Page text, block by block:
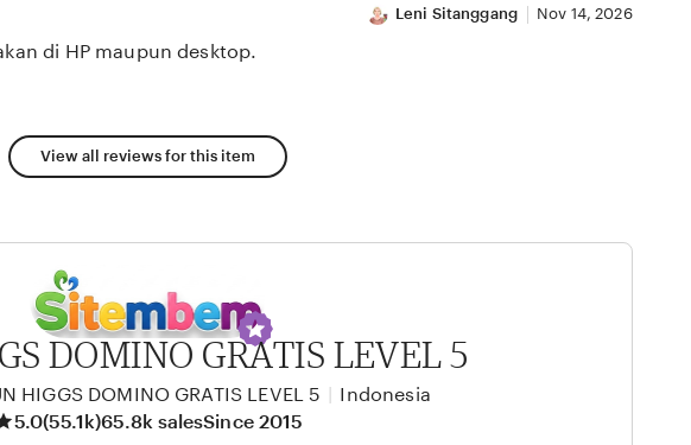
Leni Sitanggang Nov 14, 2026
di HP maupun desktop.
View all reviews for this item
DOMINO GRATIS LEVEL 5
HIGGS DOMINO GRATIS LEVEL 5
Indonesia
5.0(55.1k)65.8k salesSince 2015